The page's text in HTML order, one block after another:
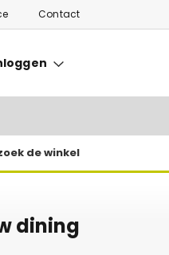
Contact
de winkel
dining